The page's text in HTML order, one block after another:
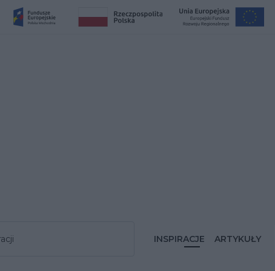
INSPIRACJE ARTYKUŁY